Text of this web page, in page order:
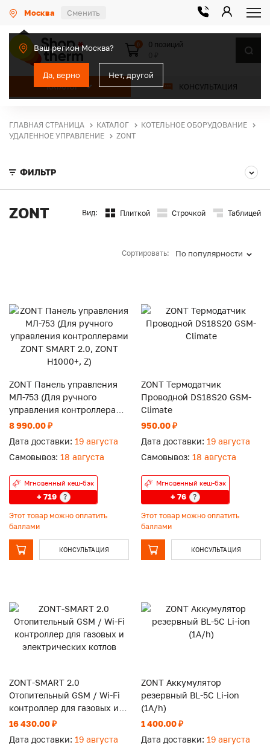
Москва Сменить
Ваш регион Москва?
Да, верно Нет, другой
КАТАЛОГ КОНСУЛЬТАЦИЯ
0
0 позиций
ГЛАВНАЯ СТРАНИЦА КАТАЛОГ
КОТЕЛЬНОЕ ОБОРУДОВАНИЕ
УДАЛЕННОЕ УПРАВЛЕНИЕ
ZONT
ФИЛЬТР
ZONT Вид: Плиткой Строчкой Таблицей
Сортировать: По популярности
ZONT Панель управления
МЛ-753 (Для ручного
управления контроллерами
ZONT SMART 2.0, ZONT
8 990.00 ₽
Дата доставки: 19 августа
Самовывоз: 18 августа
Мгновенный кеш-бэк
+ 719 ?
Этот товар можно оплатить
баллами
КОНСУЛЬТАЦИЯ
ZONT Термодатчик
Проводной DS18S20 GSM-
Climate
950.00 ₽
Дата доставки: 19 августа
Самовывоз: 18 августа
Мгновенный кеш-бэк
+ 76 ?
Этот товар можно оплатить
баллами
КОНСУЛЬТАЦИЯ
ZONT-SMART 2.0
Отопительный GSM / Wi-Fi
контроллер для газовых и
электрических котлов
16 430.00 ₽
Дата доставки: 19 августа
ZONT Аккумулятор
резервный BL-5C Li-ion
(1A/h)
1 400.00 ₽
Дата доставки: 19 августа